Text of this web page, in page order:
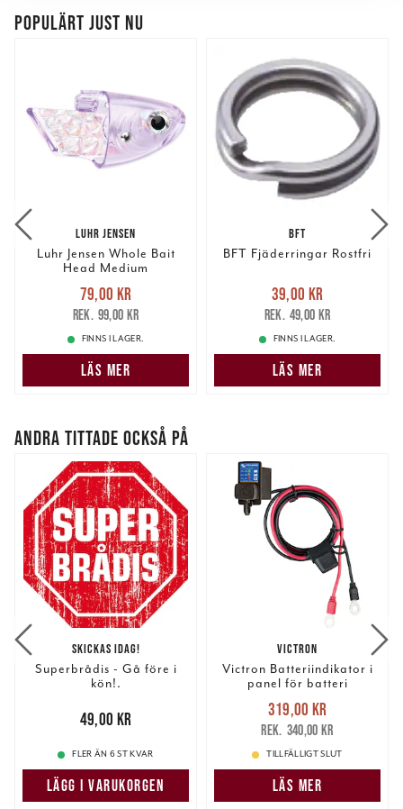
vidarebefordrar även sådana identifierare och annan
annons- och analysföretag som vi samarbetar med.
Dessa kan i sin tur kombinera informationen med annan
information som du har tillhandahållit eller som de har
samlat in när du har använt deras tjänster.
POPULÄRT JUST NU
LUHR JENSEN
Luhr Jensen Whole Bait
Head Medium
Nuvarande pris
79,00 krTidigare pris
99,00 kr
79,00 kr
99,00 kr
FINNS I LAGER.
LÄS MER
BFT
BFT Fjäderringar Rostfri
Nuvarande pris
39,00 krTidigare pris
49,00 kr
39,00 kr
49,00 kr
FINNS I LAGER.
LÄS MER
ANDRA TITTADE OCKSÅ PÅ
SKICKAS IDAG!
Superbrådis - Gå före i
kön!.
49,00 kr
49,00 kr
FLER ÄN 6 ST KVAR
LÄGG I VARUKORGEN
VICTRON
Victron Batteriindikator i
panel för batteri
Nuvarande pris
319,00 krTidigare pris
340,00 kr
319,00 kr
340,00 kr
TILLFÄLLIGT SLUT
LÄS MER